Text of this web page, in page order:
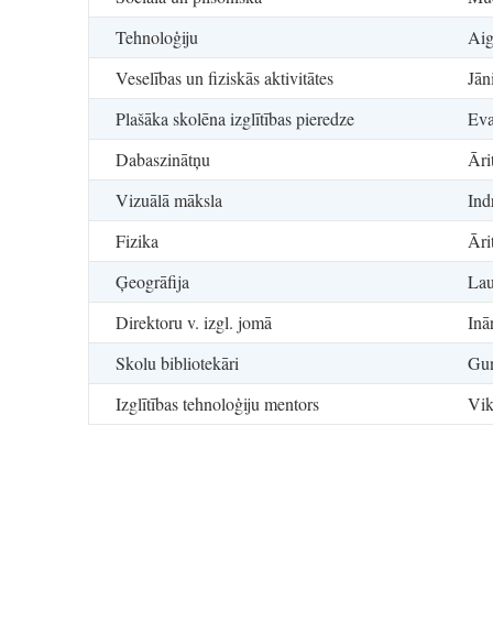
Tehnoloģiju
Veselības un fiziskās aktivitātes
Plašāka skolēna izglītības pieredze
Dabaszinātņu
Vizuālā māksla
Fizika
Ģeogrāfija
Direktoru v. izgl. jomā
Skolu bibliotekāri
Izglītības tehnoloģiju mentors